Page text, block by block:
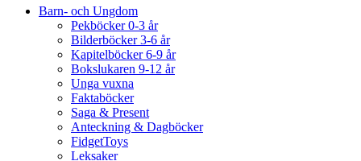
Barn- och Ungdom
Pekböcker 0-3 år
Bilderböcker 3-6 år
Kapitelböcker 6-9 år
Bokslukaren 9-12 år
Unga vuxna
Faktaböcker
Saga & Present
Anteckning & Dagböcker
FidgetToys
Leksaker